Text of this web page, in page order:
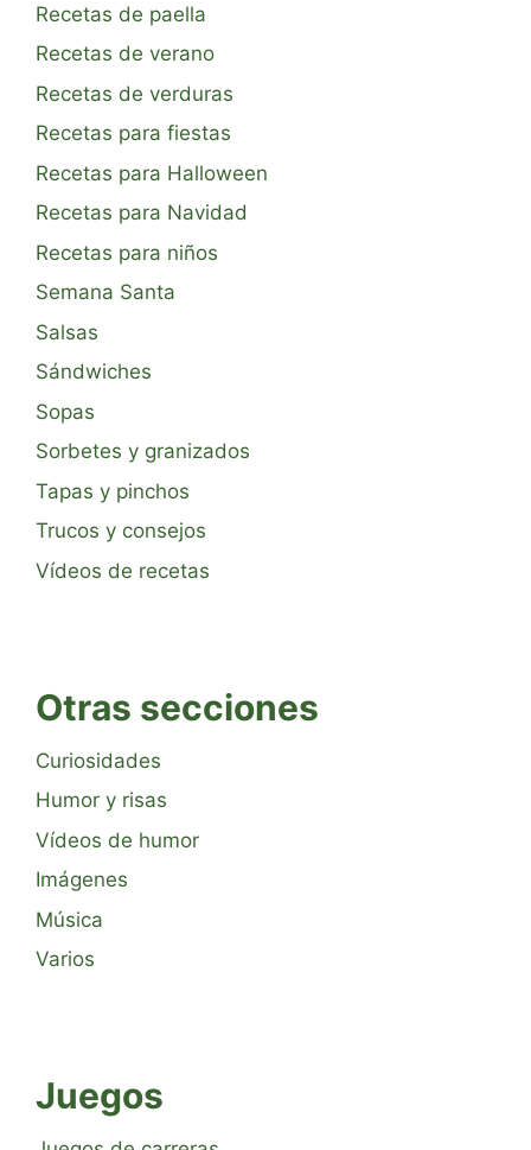
Recetas de paella
Recetas de verano
Recetas de verduras
Recetas para fiestas
Recetas para Halloween
Recetas para Navidad
Recetas para niños
Semana Santa
Salsas
Sándwiches
Sopas
Sorbetes y granizados
Tapas y pinchos
Trucos y consejos
Vídeos de recetas
Otras secciones
Curiosidades
Humor y risas
Vídeos de humor
Imágenes
Música
Varios
Juegos